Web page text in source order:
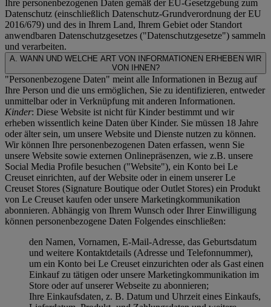
Ihre personenbezogenen Daten gemäß der EU-Gesetzgebung zum
Datenschutz (einschließlich Datenschutz-Grundverordnung der EU
2016/679) und des in Ihrem Land, Ihrem Gebiet oder Standort
anwendbaren Datenschutzgesetzes ("Datenschutzgesetze") sammeln
und verarbeiten.
A. WANN UND WELCHE ART VON INFORMATIONEN ERHEBEN WIR
VON IHNEN?
"Personenbezogene Daten" meint alle Informationen in Bezug auf
Ihre Person und die uns ermöglichen, Sie zu identifizieren, entweder
unmittelbar oder in Verknüpfung mit anderen Informationen.
Kinder: Diese Website ist nicht für Kinder bestimmt und wir
erheben wissentlich keine Daten über Kinder. Sie müssen 18 Jahre
oder älter sein, um unsere Website und Dienste nutzen zu können.
Wir können Ihre personenbezogenen Daten erfassen, wenn Sie
unsere Website sowie externen Onlinepräsenzen, wie z.B. unsere
Social Media Profile besuchen ("Website"), ein Konto bei Le
Creuset einrichten, auf der Website oder in einem unserer Le
Creuset Stores (Signature Boutique oder Outlet Stores) ein Produkt
von Le Creuset kaufen oder unsere Marketingkommunikation
abonnieren. Abhängig von Ihrem Wunsch oder Ihrer Einwilligung
können personenbezogene Daten Folgendes einschließen:
den Namen, Vornamen, E-Mail-Adresse, das Geburtsdatum
und weitere Kontaktdetails (Adresse und Telefonnummer),
um ein Konto bei Le Creuset einzurichten oder als Gast einen
Einkauf zu tätigen oder unsere Marketingkommunikation im
Store oder auf unserer Webseite zu abonnieren;
Ihre Einkaufsdaten, z. B. Datum und Uhrzeit eines Einkaufs,